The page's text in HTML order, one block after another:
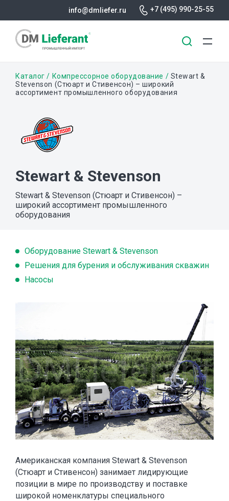
основному
info@dmliefer.ru +7 (495) 990-25-55
Строка
навигации
Каталог Компрессорное оборудование
Stewart &
Stevenson (Стюарт и Стивенсон) – широкий
ассортимент промышленного оборудования
Stewart & Stevenson
Stewart & Stevenson (Стюарт и Стивенсон) –
широкий ассортимент промышленного
оборудования
Оборудование Stewart & Stevenson
Решения для бурения и обслуживания скважин
Насосы
Американская компания Stewart & Stevenson
(Стюарт и Стивенсон) занимает лидирующие
позиции в мире по производству и поставке
широкой номенклатуры специального